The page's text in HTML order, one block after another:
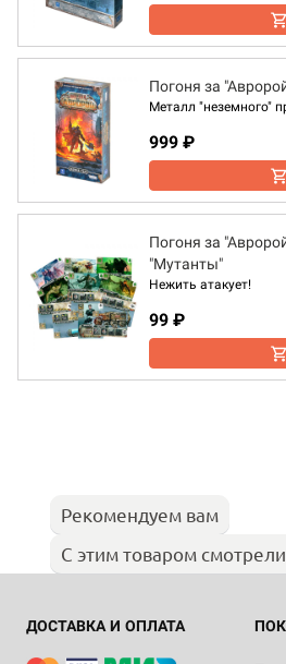
Погоня за
Металл "неземного"
999 ₽
Погоня за
"Мутанты"
Нежить атакует!
99 ₽
Рекомендуем вам
С этим товаром смотрели
ДОСТАВКА И ОПЛАТА